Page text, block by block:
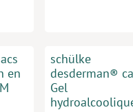
en
schülke
desderman®
Gel